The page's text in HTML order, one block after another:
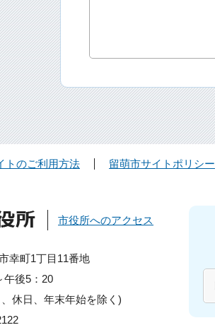
トのご利用方法 留萌市サイトポリシー
市役所へのアクセス
幸町1丁目11番地
午後5：20
休日、年末年始を除く)